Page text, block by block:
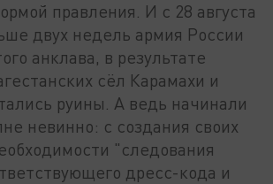
правления. И с 28 августа
двух недель армия России
анклава, в результате
сёл Карамахи и
руины. А ведь начинали
невинно: с создания своих
"следования
дресс-кода и